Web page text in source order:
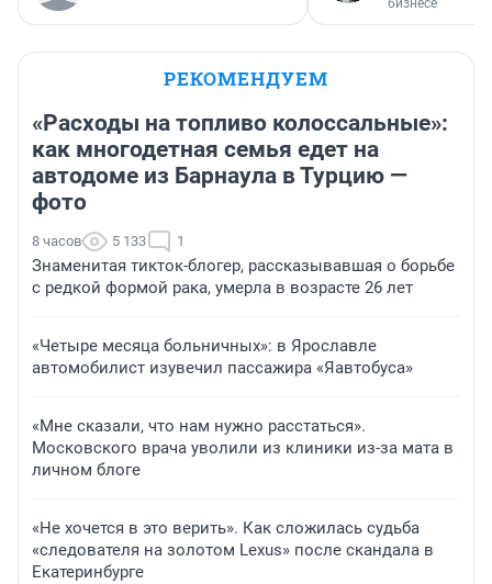
бизнесе
РЕКОМЕНДУЕМ
«Расходы на топливо колоссальные»:
как многодетная семья едет на
автодоме из Барнаула в Турцию —
фото
8 часов 5 133 1
Знаменитая тикток-блогер, рассказывавшая о борьбе
с редкой формой рака, умерла в возрасте 26 лет
«Четыре месяца больничных»: в Ярославле
автомобилист изувечил пассажира «Яавтобуса»
«Мне сказали, что нам нужно расстаться».
Московского врача уволили из клиники из-за мата в
личном блоге
«Не хочется в это верить». Как сложилась судьба
«следователя на золотом Lexus» после скандала в
Екатеринбурге